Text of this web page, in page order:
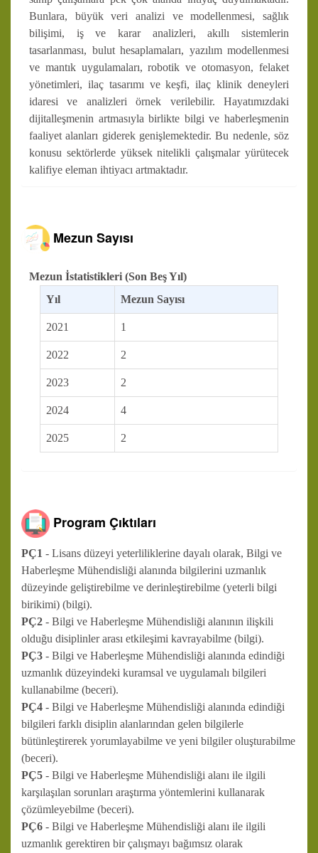
Bunlara, büyük veri analizi ve modellenmesi, sağlık
bilişimi, iş ve karar analizleri, akıllı sistemlerin
tasarlanması, bulut hesaplamaları, yazılım modellenmesi
ve mantık uygulamaları, robotik ve otomasyon, felaket
yönetimleri, ilaç tasarımı ve keşfi, ilaç klinik deneyleri
idaresi ve analizleri örnek verilebilir. Hayatımızdaki
dijitalleşmenin artmasıyla birlikte bilgi ve haberleşmenin
faaliyet alanları giderek genişlemektedir. Bu nedenle, söz
konusu sektörlerde yüksek nitelikli çalışmalar yürütecek
kalifiye eleman ihtiyacı artmaktadır.
Mezun Sayısı
Mezun İstatistikleri (Son Beş Yıl)
Yıl
Mezun Sayısı
2021 1
2022 2
2023 2
2024 4
2025 2
Program Çıktıları
PÇ1 - Lisans düzeyi yeterliliklerine dayalı olarak, Bilgi ve
Haberleşme Mühendisliği alanında bilgilerini uzmanlık
düzeyinde geliştirebilme ve derinleştirebilme (yeterli bilgi
birikimi) (bilgi).
PÇ2 - Bilgi ve Haberleşme Mühendisliği alanının ilişkili
olduğu disiplinler arası etkileşimi kavrayabilme (bilgi).
PÇ3 - Bilgi ve Haberleşme Mühendisliği alanında edindiği
uzmanlık düzeyindeki kuramsal ve uygulamalı bilgileri
kullanabilme (beceri).
PÇ4 - Bilgi ve Haberleşme Mühendisliği alanında edindiği
bilgileri farklı disiplin alanlarından gelen bilgilerle
bütünleştirerek yorumlayabilme ve yeni bilgiler oluşturabilme
(beceri).
PÇ5 - Bilgi ve Haberleşme Mühendisliği alanı ile ilgili
karşılaşılan sorunları araştırma yöntemlerini kullanarak
çözümleyebilme (beceri).
PÇ6 - Bilgi ve Haberleşme Mühendisliği alanı ile ilgili
uzmanlık gerektiren bir çalışmayı bağımsız olarak